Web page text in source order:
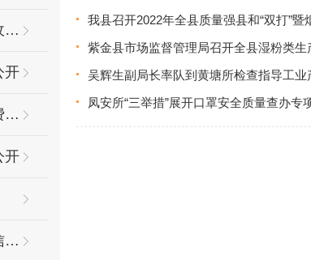
国有土地上房屋征收补偿信息公开
开
科技管理和项目经费信息公开
开
旅游市场监管执法信息公开
我县召开2022年全县质量强县和“双打”
紫金县市场监督管理局召开全县湿粉类
吴辉生副局长率队到黄塘所检查指导工
凤安所“三举措”展开口罩安全质量查办专